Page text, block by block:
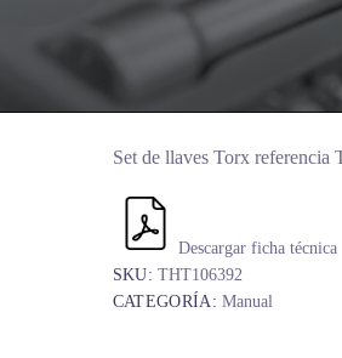
Set de llaves Torx referencia
Descargar ficha técnica
SKU:THT106392
CATEGORÍA:Manual